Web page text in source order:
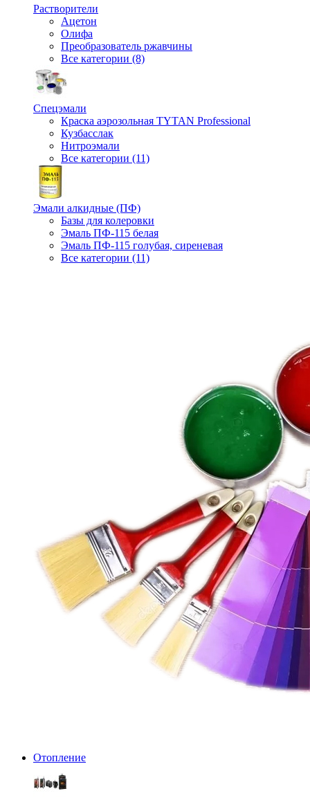
Растворители
Ацетон
Олифа
Преобразователь ржавчины
Все категории (8)
Спецэмали
Краска аэрозольная TYTAN Professional
Кузбасслак
Нитроэмали
Все категории (11)
Эмали алкидные (ПФ)
Базы для колеровки
Эмаль ПФ-115 белая
Эмаль ПФ-115 голубая, сиреневая
Все категории (11)
Отопление